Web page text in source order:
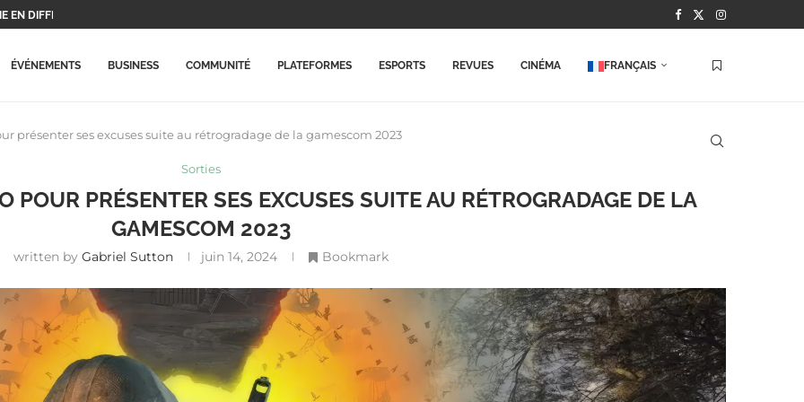
PROTAGONISTES ET...
ÉVÉNEMENTS BUSINESS COMMUNITÉ PLATEFORMES ESPORTS REVUES CINÉMA FRANÇAIS
présenter ses excuses suite au rétrogradage de la gamescom 2023
Sorties
POUR PRÉSENTER SES EXCUSES SUITE AU RÉTROGRADAGE DE LA
GAMESCOM 2023
written by Gabriel Sutton juin 14, 2024 Bookmark